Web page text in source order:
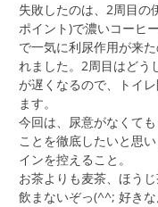
失敗したのは、2周目の
ポイント)で濃いコーヒ
で一気に利尿作用が来
れました。2周目はどう
が遅くなるので、トイ
ます。
今回は、尿意がなくて
ことを徹底したいと思
インを控えること。
お茶よりも麦茶、ほう
飲まないぞっ(^^; 好き